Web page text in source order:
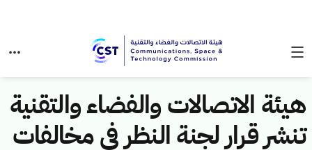
هيئة الاتصالات والفضاء والتقنية
تنشر قرار لجنة النظر في مخالفات